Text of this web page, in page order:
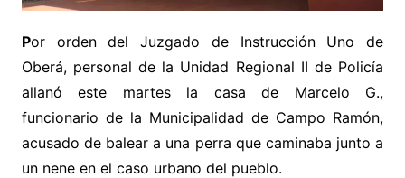
Por orden del Juzgado de Instrucción Uno de
Oberá, personal de la Unidad Regional II de Policía
allanó este martes la casa de Marcelo G.,
funcionario de la Municipalidad de Campo Ramón,
acusado de balear a una perra que caminaba junto a
un nene en el caso urbano del pueblo.